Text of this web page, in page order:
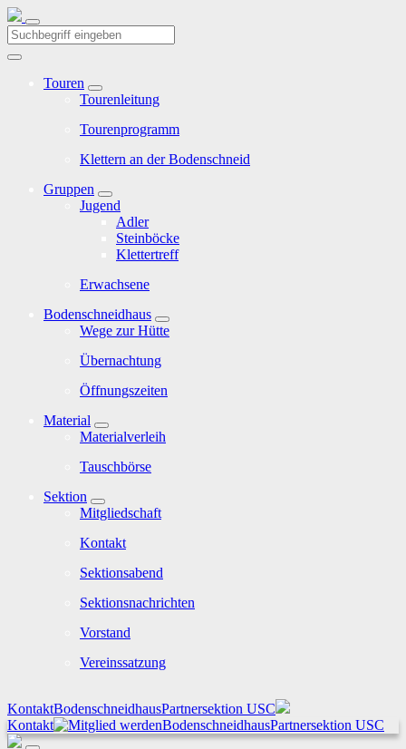
Touren
Tourenleitung
Tourenprogramm
Klettern an der Bodenschneid
Gruppen
Jugend
Adler
Steinböcke
Klettertreff
Erwachsene
Bodenschneidhaus
Wege zur Hütte
Übernachtung
Öffnungszeiten
Material
Materialverleih
Tauschbörse
Sektion
Mitgliedschaft
Kontakt
Sektionsabend
Sektionsnachrichten
Vorstand
Vereinssatzung
KontaktBodenschneidhausPartnersektion USC
Kontakt
BodenschneidhausPartnersektion USC